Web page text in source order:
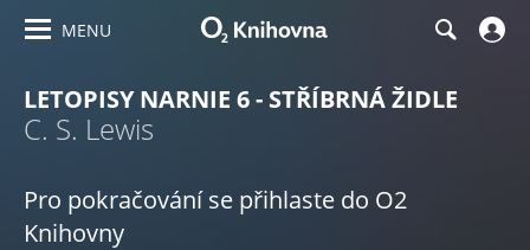
MENU
LETOPISY NARNIE 6 - STŘÍBRNÁ ŽIDLE
C. S. Lewis
Pro pokračování se přihlaste do O2
Knihovny